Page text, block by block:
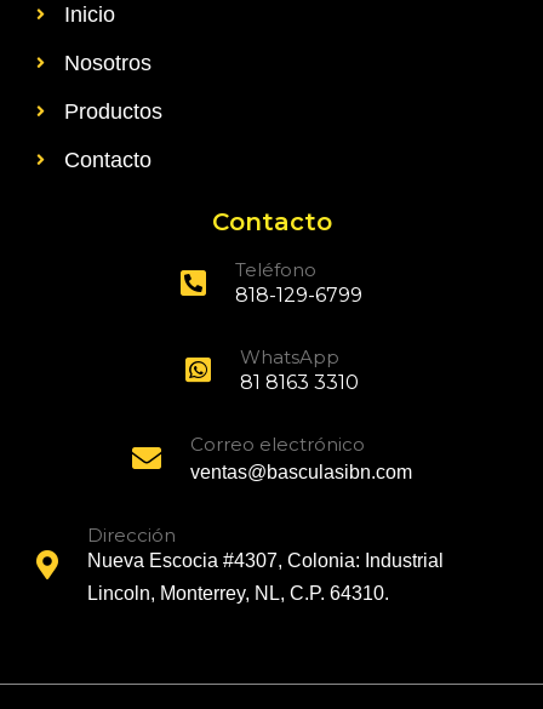
Inicio
Nosotros
Productos
Contacto
Contacto
Teléfono
818-129-6799
WhatsApp
81 8163 3310
Correo electrónico
ventas@basculasibn.com
Dirección
Nueva Escocia #4307, Colonia: Industrial
Lincoln, Monterrey, NL, C.P. 64310.